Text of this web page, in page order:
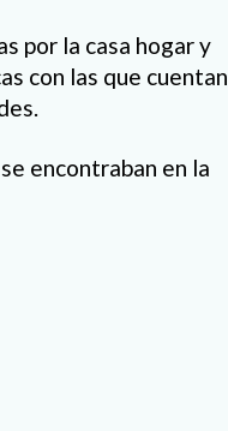
por la casa hogar y
con las que cuentan
encontraban en la